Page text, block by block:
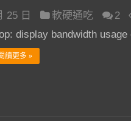
25 日 軟硬通吃 2
display bandwidth
讀更多 »